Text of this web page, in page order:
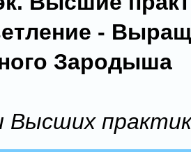
-
Зародыша
Высших